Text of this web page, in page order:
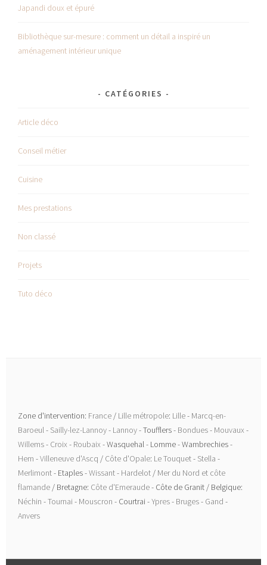
Japandi doux et épuré
Bibliothèque sur-mesure : comment un détail a inspiré un
aménagement intérieur unique
CATÉGORIES
Article déco
Conseil métier
Cuisine
Mes prestations
Non classé
Projets
Tuto déco
Zone d'intervention: France / Lille métropole: Lille- Marcq-en-
Baroeul- Sailly-lez-Lannoy- Lannoy- Toufflers - Bondues- Mouvaux-
Willems- Croix- Roubaix- Wasquehal - Lomme - Wambrechies -
Hem -Villeneuve d'Ascq / Côte d'Opale: Le Touquet- Stella -
Merlimont- Etaples -Wissant- Hardelot / Mer du Nord et côte
flamande / Bretagne: Côte d'Emeraude- Côte de Granit / Belgique:
Néchin -Tournai - Mouscron - Courtrai -Ypres- Bruges- Gand -
Anvers